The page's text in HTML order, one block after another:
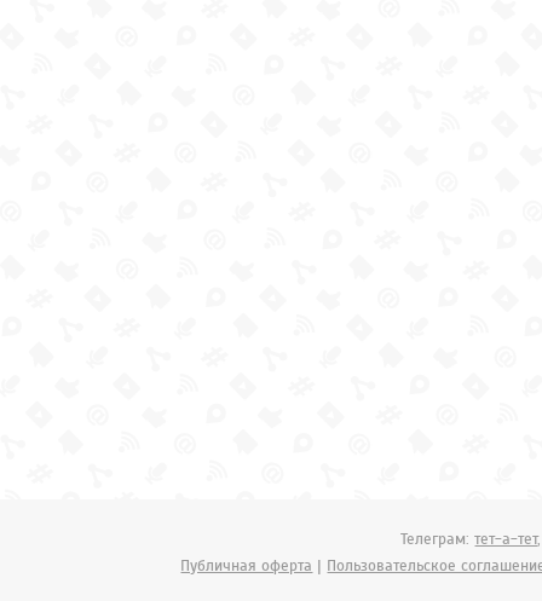
Телеграм:тет-а-тет
Публичная оферта | Пользовательское